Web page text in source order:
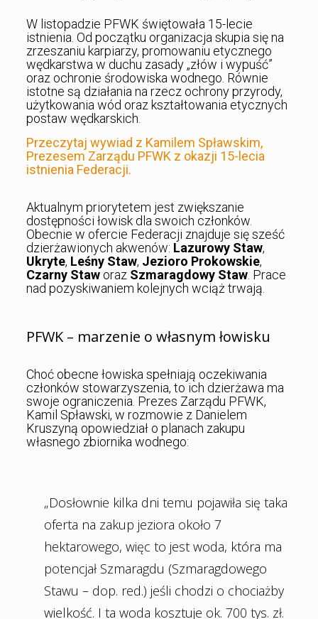
W listopadzie PFWK świętowała 15-lecie
istnienia. Od początku organizacja skupia się na
zrzeszaniu karpiarzy, promowaniu etycznego
wędkarstwa w duchu zasady „złów i wypuść”
oraz ochronie środowiska wodnego. Równie
istotne są działania na rzecz ochrony przyrody,
użytkowania wód oraz kształtowania etycznych
postaw wędkarskich.
Przeczytaj wywiad z Kamilem Spławskim,
Prezesem Zarządu PFWK z okazji 15-lecia
istnienia Federacji.
Aktualnym priorytetem jest zwiększanie
dostępności łowisk dla swoich członków.
Obecnie w ofercie Federacji znajduje się sześć
dzierżawionych akwenów: Lazurowy Staw,
Ukryte, Leśny Staw, Jezioro Prokowskie,
Czarny Staworaz Szmaragdowy Staw. Prace
nad pozyskiwaniem kolejnych wciąż trwają.
PFWK – marzenie o własnym łowisku
Choć obecne łowiska spełniają oczekiwania
członków stowarzyszenia, to ich dzierżawa ma
swoje ograniczenia. Prezes Zarządu PFWK,
Kamil Spławski, w rozmowie z Danielem
Kruszyną opowiedział o planach zakupu
własnego zbiornika wodnego:
„Dosłownie kilka dni temu pojawiła się taka
oferta na zakup jeziora około 7
hektarowego, więc to jest woda, która ma
potencjał Szmaragdu (Szmaragdowego
Stawu – dop. red.) jeśli chodzi o chociażby
wielkość. I ta woda kosztuje ok. 700 tys. zł.